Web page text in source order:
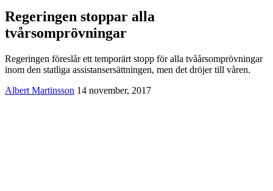
Regeringen stoppar alla
tvårsomprövningar
Regeringen föreslår ett temporärt stopp för alla tvåårsomprövningar
inom den statliga assistansersättningen, men det dröjer till våren.
Albert Martinsson 14 november, 2017